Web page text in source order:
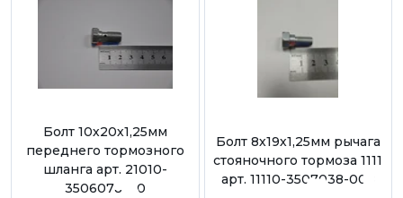
Болт 10х20х1,25мм
переднего тормозного
шланга арт. 21010-
3506078-00
Болт 8х19х1,25мм рычага
стояночного тормоза 1111
арт. 11110-3507038-008